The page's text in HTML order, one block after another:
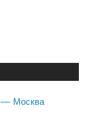
— Москва